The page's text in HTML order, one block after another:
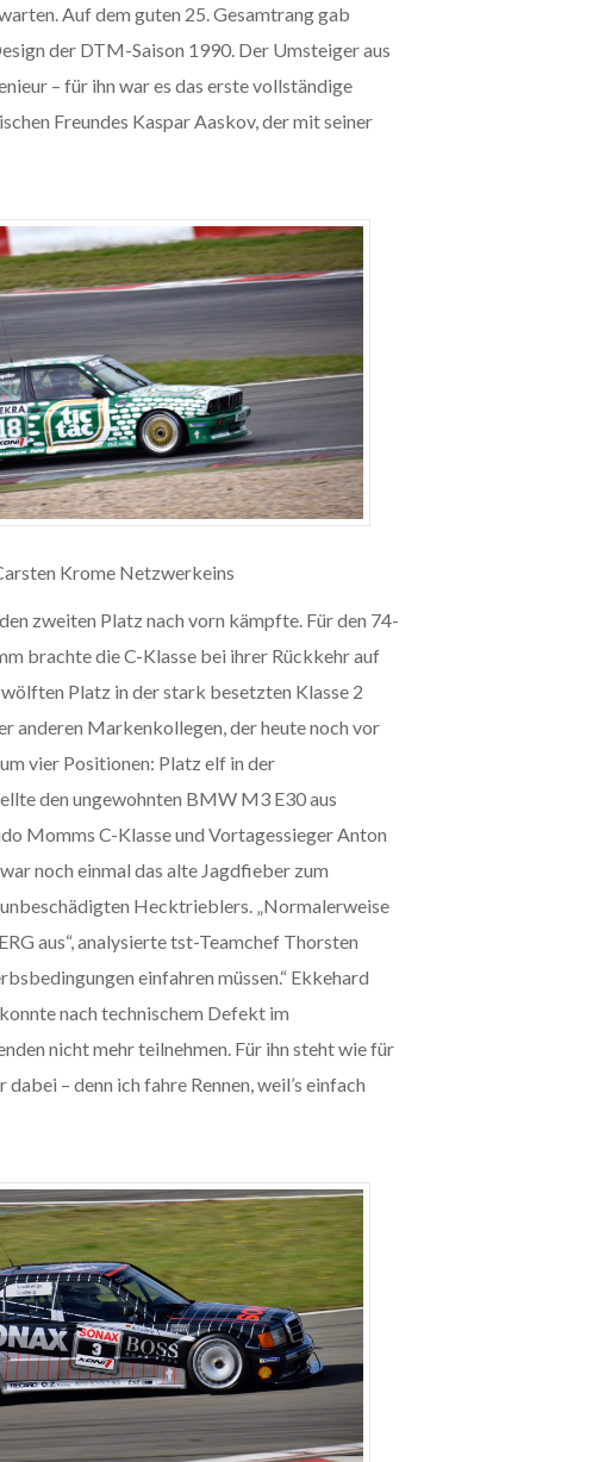
Auf dem guten 25. Gesamtrang gab
der DTM-Saison 1990. Der Umsteiger aus
– für ihn war es das erste vollständige
Freundes Kaspar Aaskov, der mit seiner
Krome Netzwerkeins
zweiten Platz nach vorn kämpfte. Für den 74-
brachte die C-Klasse bei ihrer Rückkehr auf
Platz in der stark besetzten Klasse 2
anderen Markenkollegen, der heute noch vor
vier Positionen: Platz elf in der
den ungewohnten BMW M3 E30 aus
Momms C-Klasse und Vortagessieger Anton
noch einmal das alte Jagdfieber zum
Hecktrieblers. „Normalerweise
aus“, analysierte tst-Teamchef Thorsten
einfahren müssen.“ Ekkehard
nach technischem Defekt im
nicht mehr teilnehmen. Für ihn steht wie für
– denn ich fahre Rennen, weil’s einfach